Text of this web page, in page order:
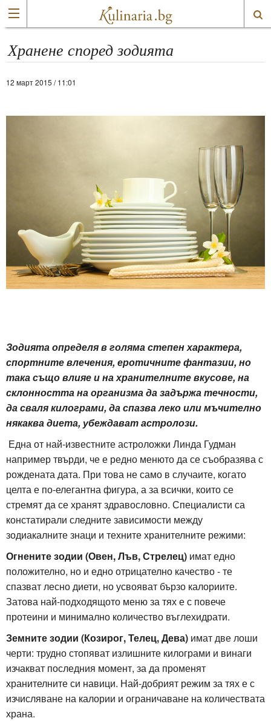
Хранене според зодията
12 март 2015 / 11:01
Зодията определя в голяма степен характера,
спортните влечения, еротичните фантазии, но
така също влияе и на хранителните вкусове, на
склонността на организма да задържа течности,
да сваля килограми, да спазва леко или мъчително
някаква диета, убеждават астролози.
Една от най-известните астроложки Линда Гудман
например твърди, че е редно менюто да се съобразява с
рождената дата. При това не само в случаите, когато
целта е по-елегантна фигура, а за всички, които се
стремят да се хранят здравословно. Специалисти са
констатирали следните зависимости между
зодиакалните знаци и техните хранителните режими:
Огнените зодии (Овен, Лъв, Стрелец) имат едно
положително, но и едно отрицателно качество - те
спазват лесно диети, но усвояват бързо калориите.
Затова най-подходящото меню за тях е с повече
протеини и минимално количество въглехидрати.
Земните зодии (Козирог, Телец, Дева) имат две лоши
черти: трудно стопяват излишните килограми и винаги
изчакват последния момент, за да променят
хранителните си навици. Най-добрият режим за тях е с
изчисляване на калории и ограничаване на количествата
храна.